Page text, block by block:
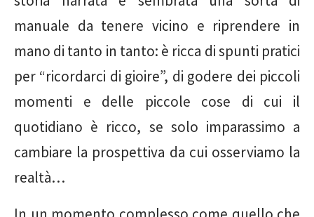
manuale da tenere vicino e riprendere in
mano di tanto in tanto: è ricca di spunti pratici
per “ricordarci di gioire”, di godere dei piccoli
momenti e delle piccole cose di cui il
quotidiano è ricco, se solo imparassimo a
cambiare la prospettiva da cui osserviamo la
realtà…